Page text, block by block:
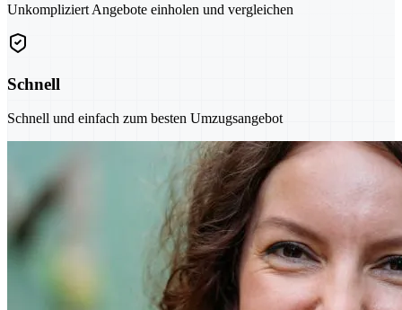
Unkompliziert Angebote einholen und vergleichen
Schnell
Schnell und einfach zum besten Umzugsangebot